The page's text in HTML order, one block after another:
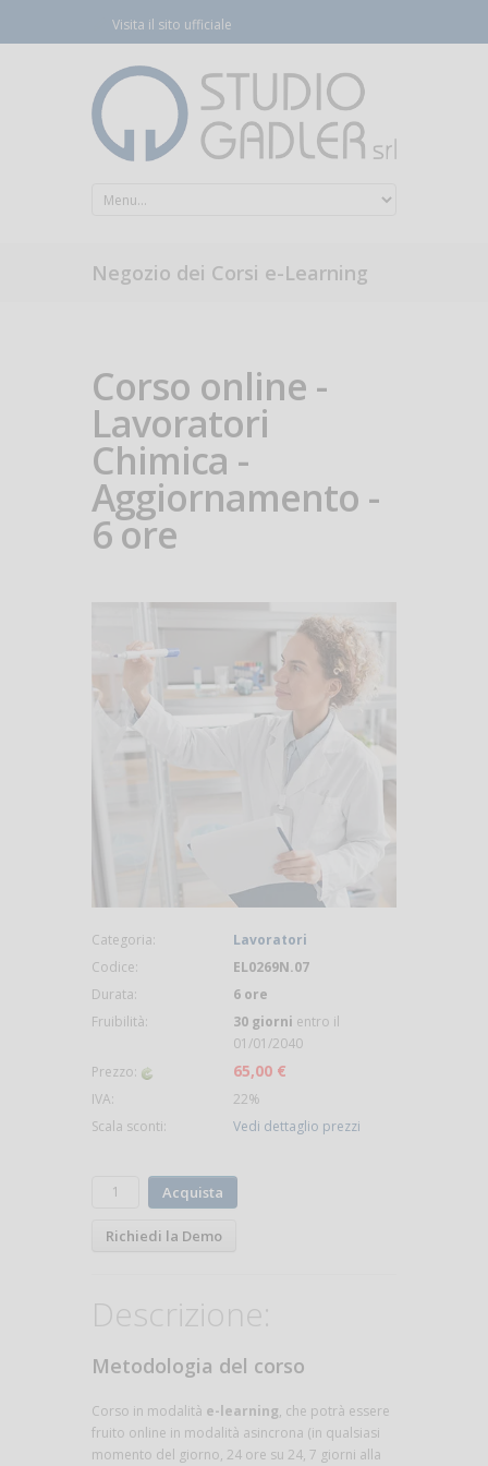
Visita il sito ufficiale
Negozio dei Corsi e-Learning
Corso online -
Lavoratori
Chimica -
Aggiornamento -
6 ore
Categoria:
Lavoratori
Codice:
EL0269N.07
Durata:
6 ore
Fruibilità:
30 giorni entro il
01/01/2040
Prezzo:
65,00 €
IVA:
22%
Scala sconti:
Vedi dettaglio prezzi
Acquista
Richiedi la Demo
Descrizione:
Metodologia del corso
Corso in modalità e-learning, che potrà essere
fruito online in modalità asincrona (in qualsiasi
momento del giorno, 24 ore su 24, 7 giorni alla